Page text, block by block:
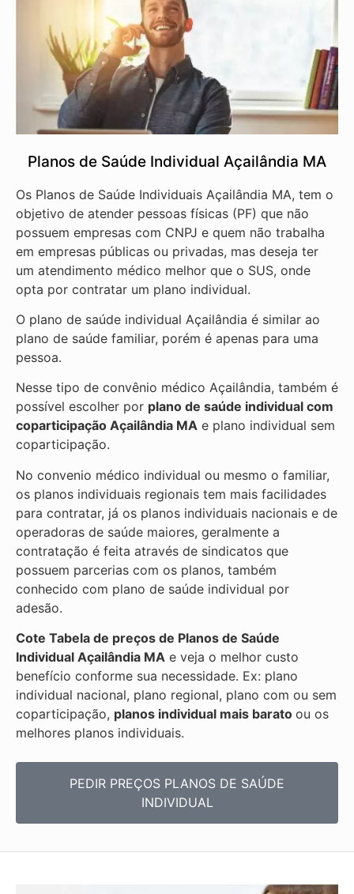
Planos de Saúde Individual Açailândia MA
Os Planos de Saúde Individuais Açailândia MA, tem o
objetivo de atender pessoas físicas (PF) que não
possuem empresas com CNPJ e quem não trabalha
em empresas públicas ou privadas, mas deseja ter
um atendimento médico melhor que o SUS, onde
opta por contratar um plano individual.
O plano de saúde individual Açailândia é similar ao
plano de saúde familiar, porém é apenas para uma
pessoa.
Nesse tipo de convênio médico Açailândia, também é
possível escolher por plano de saúde individual com
coparticipação Açailândia MA e plano individual sem
coparticipação.
No convenio médico individual ou mesmo o familiar,
os planos individuais regionais tem mais facilidades
para contratar, já os planos individuais nacionais e de
operadoras de saúde maiores, geralmente a
contratação é feita através de sindicatos que
possuem parcerias com os planos, também
conhecido com plano de saúde individual por
adesão.
Cote Tabela de preços de Planos de Saúde
Individual Açailândia MA e veja o melhor custo
benefício conforme sua necessidade. Ex: plano
individual nacional, plano regional, plano com ou sem
coparticipação, planos individual mais barato ou os
melhores planos individuais.
PEDIR PREÇOS PLANOS DE SAÚDE
INDIVIDUAL